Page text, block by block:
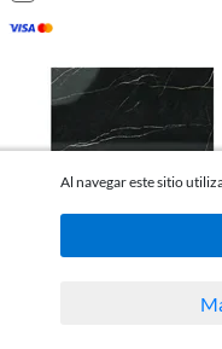
veteado satinado 58 x 120
Al navegar este sitio